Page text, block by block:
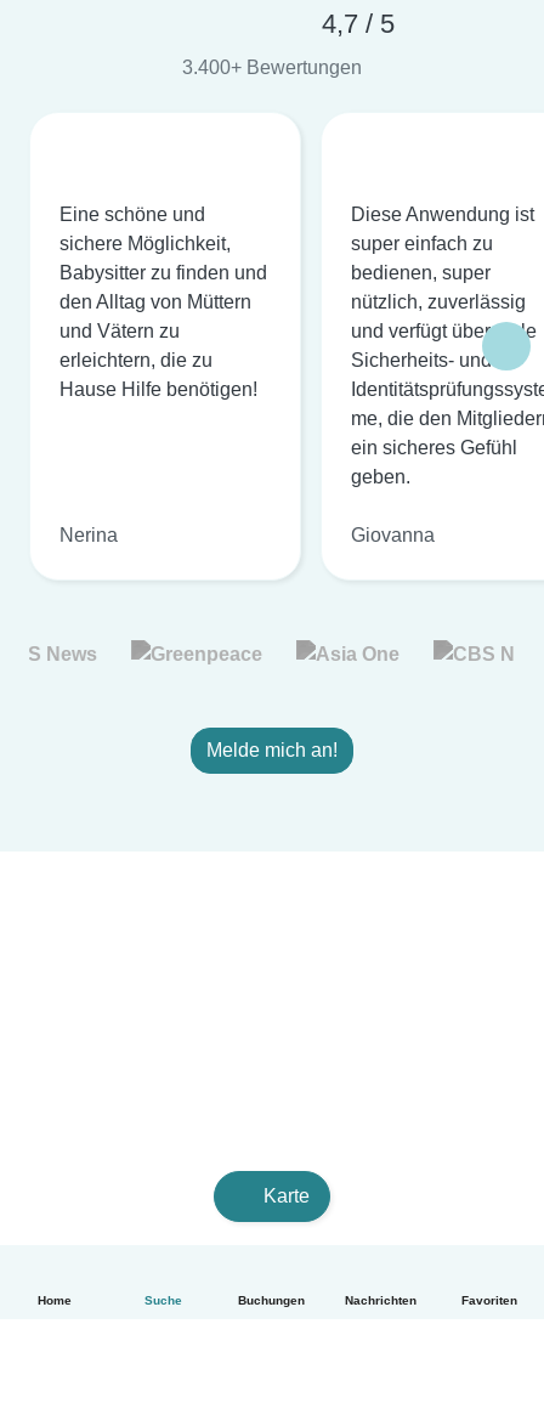
Home Suche Buchungen Nachrichten Favoriten
4,7 / 5
3.400+ Bewertungen
Eine schöne und
sichere Möglichkeit,
Babysitter zu finden und
den Alltag von Müttern
und Vätern zu
erleichtern, die zu
Hause Hilfe benötigen!
Nerina
Diese Anwendung ist
super einfach zu
bedienen, super
nützlich, zuverlässig
und verfügt über viele
Sicherheits- und
me, die den
ein sicheres Gefühl
geben.
Giovanna
Melde mich an!
Karte